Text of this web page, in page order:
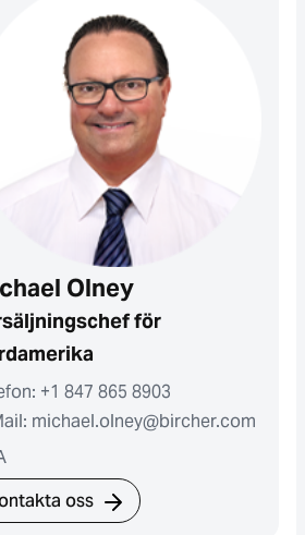
Olney
för
+1 847 865 8903
michael.olney@bircher.com
oss